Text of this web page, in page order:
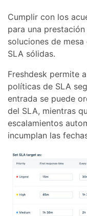
Cumplir con los
para una
soluciones de
SLA sólidas.
Freshdesk permite
políticas de SLA
entrada se puede
del SLA, mientras
escalamientos
incumplan las